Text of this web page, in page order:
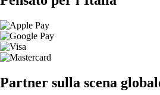
Partner sulla scena